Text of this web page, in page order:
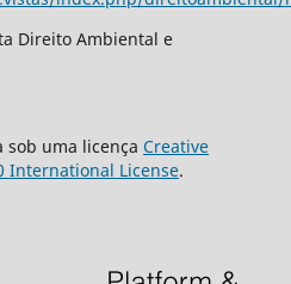
Direito Ambiental e
sob uma licença Creative
International License.